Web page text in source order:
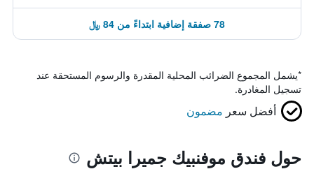
78 صفقة إضافية ابتداءً من 84 ﷼
*يشمل المجموع الضرائب المحلية المقدرة والرسوم المستحقة عند
تسجيل المغادرة.
أفضل سعر مضمون
حول فندق موفنبيك جميرا بيتش